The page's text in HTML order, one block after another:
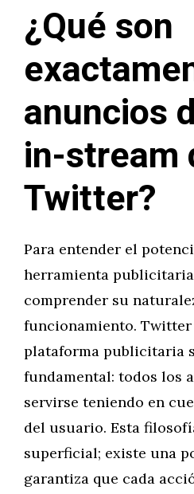
¿Qué son
anuncios
in-stream
Twitter?
Para entender el
herramienta
comprender su
funcionamiento.
plataforma publicitaria
fundamental: todos los
servirse teniendo en
del usuario. Esta
superficial; existe una
garantiza que cada